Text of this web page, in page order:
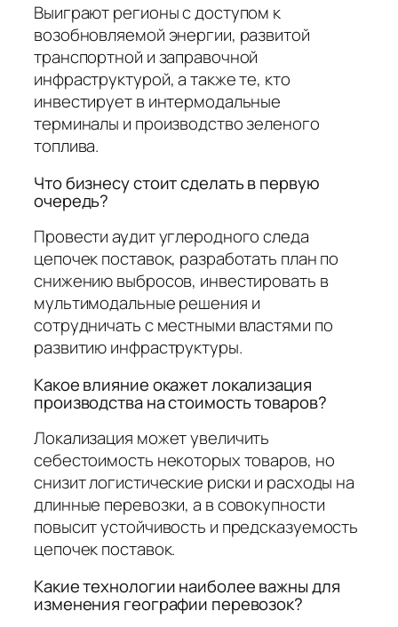
Выиграют регионы с доступом к
возобновляемой энергии, развитой
транспортной и заправочной
инфраструктурой, а также те, кто
инвестирует в интермодальные
терминалы и производство зеленого
топлива.
Что бизнесу стоит сделать в первую
очередь?
Провести аудит углеродного следа
цепочек поставок, разработать план по
снижению выбросов, инвестировать в
мультимодальные решения и
сотрудничать с местными властями по
развитию инфраструктуры.
Какое влияние окажет локализация
производства на стоимость товаров?
Локализация может увеличить
себестоимость некоторых товаров, но
снизит логистические риски и расходы на
длинные перевозки, а в совокупности
повысит устойчивость и предсказуемость
цепочек поставок.
Какие технологии наиболее важны для
изменения географии перевозок?